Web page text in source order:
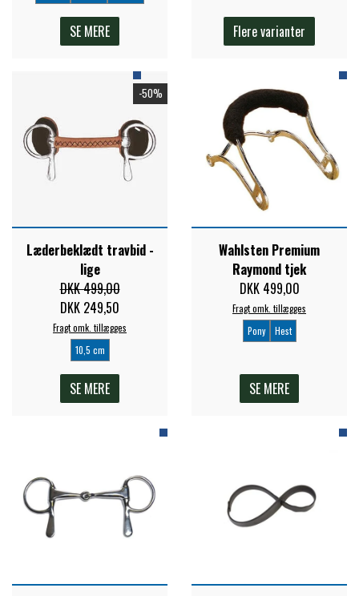
SE MERE Flere varianter
-50%
Læderbeklædt travbid -
lige
DKK 499,00
DKK 249,50
Fragt omk. tillægges
10,5 cm
SE MERE
Wahlsten Premium
Raymond tjek
DKK 499,00
Fragt omk. tillægges
Pony
Hest
SE MERE